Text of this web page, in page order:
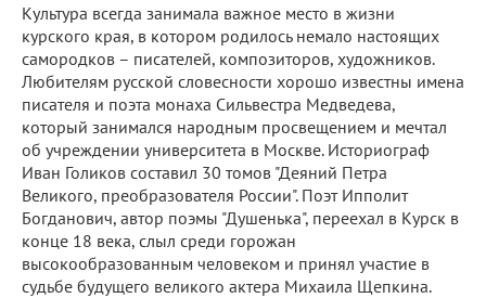
Культура всегда занимала важное место в жизни
курского края, в котором родилось немало настоящих
самородков – писателей, композиторов, художников.
Любителям русской словесности хорошо известны имена
писателя и поэта монаха Сильвестра Медведева,
который занимался народным просвещением и мечтал
об учреждении университета в Москве. Историограф
Иван Голиков составил 30 томов "Деяний Петра
Великого, преобразователя России". Поэт Ипполит
Богданович, автор поэмы "Душенька", переехал в Курск в
конце 18 века, слыл среди горожан
высокообразованным человеком и принял участие в
судьбе будущего великого актера Михаила Щепкина.